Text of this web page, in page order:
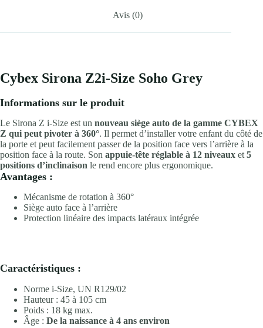
Avis (0)
Cybex Sirona Z2i-Size Soho Grey
Informations sur le produit
Le Sirona Z i-Size est un nouveau siège auto de la gamme CYBEX
Z qui peut pivoter à 360°. Il permet d’installer votre enfant du côté de
la porte et peut facilement passer de la position face vers l’arrière à la
position face à la route. Son appuie-tête réglable à 12 niveaux et 5
positions d’inclinaison le rend encore plus ergonomique.
Avantages :
Mécanisme de rotation à 360°
Siège auto face à l’arrière
Protection linéaire des impacts latéraux intégrée
Caractéristiques :
Norme i-Size, UN R129/02
Hauteur : 45 à 105 cm
Poids : 18 kg max.
Âge : De la naissance à 4 ans environ